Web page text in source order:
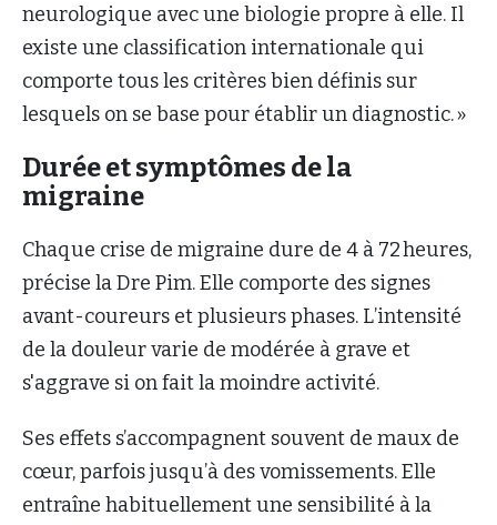
neurologique avec une biologie propre à elle. Il
existe une classification internationale qui
comporte tous les critères bien définis sur
lesquels on se base pour établir un diagnostic. »
Durée et symptômes de la
migraine
Chaque crise de migraine dure de 4 à 72 heures,
précise la Dre Pim. Elle comporte des signes
avant-coureurs et plusieurs phases. L’intensité
de la douleur varie de modérée à grave et
s'aggrave si on fait la moindre activité.
Ses effets s’accompagnent souvent de maux de
cœur, parfois jusqu’à des vomissements. Elle
entraîne habituellement une sensibilité à la